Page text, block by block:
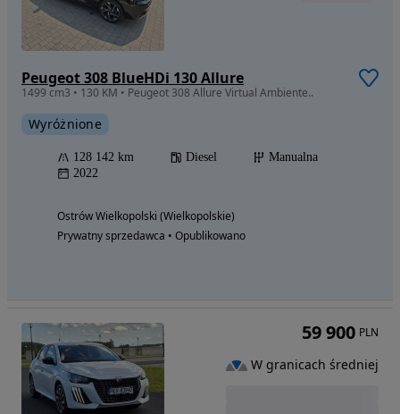
Peugeot 308 BlueHDi 130 Allure
1499 cm3 • 130 KM • Peugeot 308 Allure Virtual Ambiente..
Wyróżnione
128 142 km Diesel
Manualna
2022
Ostrów Wielkopolski (Wielkopolskie)
Prywatny sprzedawca • Opublikowano
59 900 PLN
W granicach średniej